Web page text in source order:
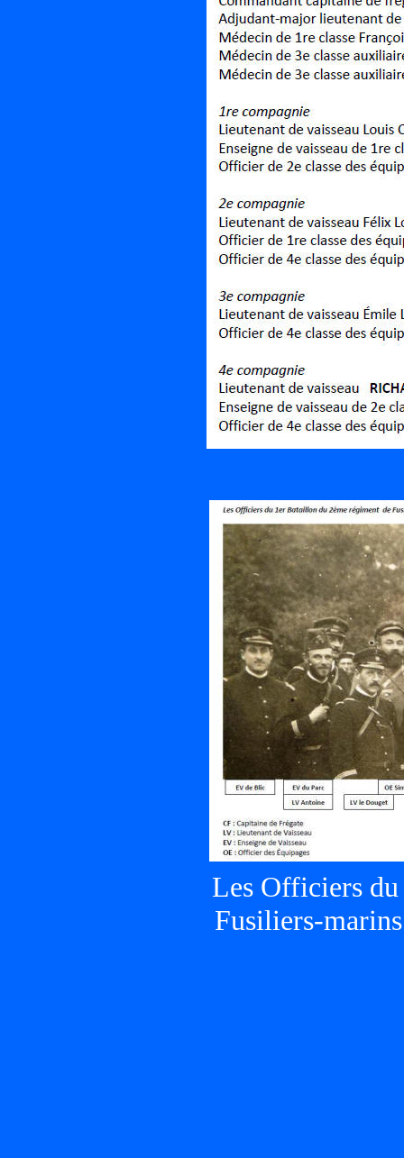
Les Officiers
Fusiliers-